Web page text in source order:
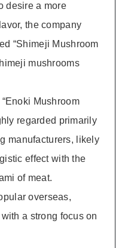
desire a more
the company
“Shimeji Mushroom
mushrooms
Mushroom
regarded primarily
manufacturers, likely
effect with the
of meat.
overseas,
a strong focus on